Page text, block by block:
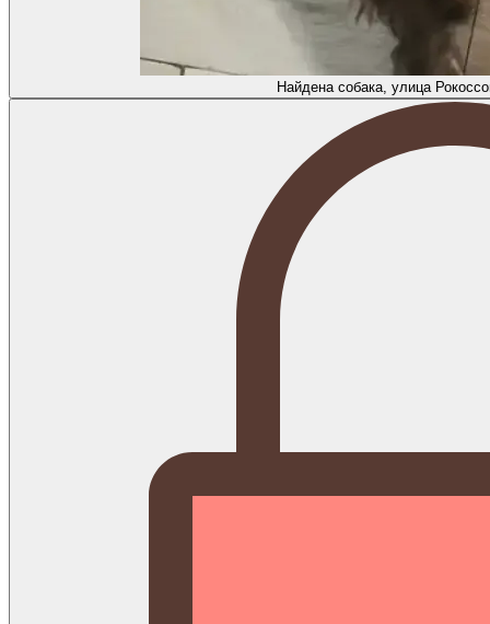
Найдена собака, улица